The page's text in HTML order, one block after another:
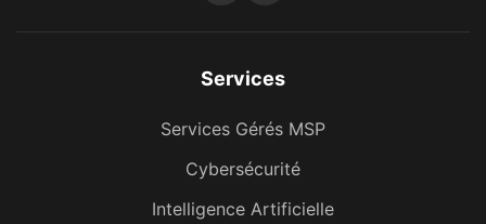
Services
Services Gérés MSP
Cybersécurité
Intelligence Artificielle